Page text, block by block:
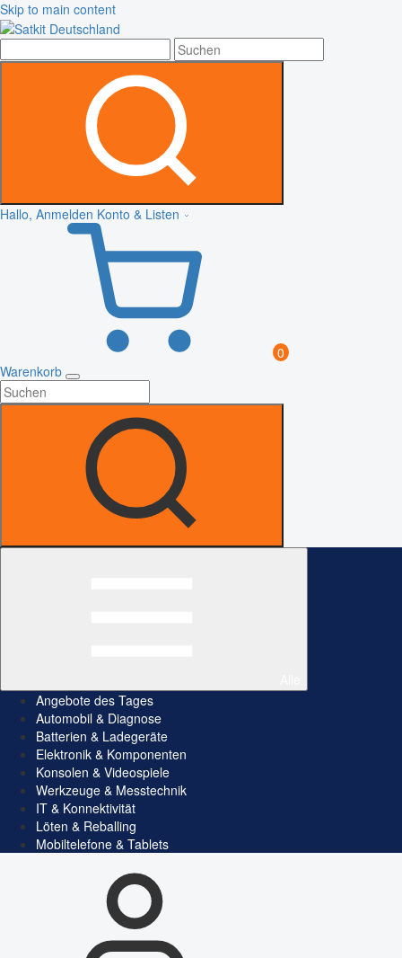
Skip to main content
Hallo, Anmelden Konto & Listen
0
Warenkorb
Angebote des Tages
Automobil & Diagnose
Batterien & Ladegeräte
Elektronik & Komponenten
Konsolen & Videospiele
Werkzeuge & Messtechnik
IT & Konnektivität
Löten & Reballing
Mobiltelefone & Tablets